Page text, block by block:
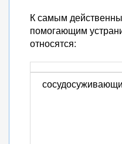
К самым
помогающим
относятся: